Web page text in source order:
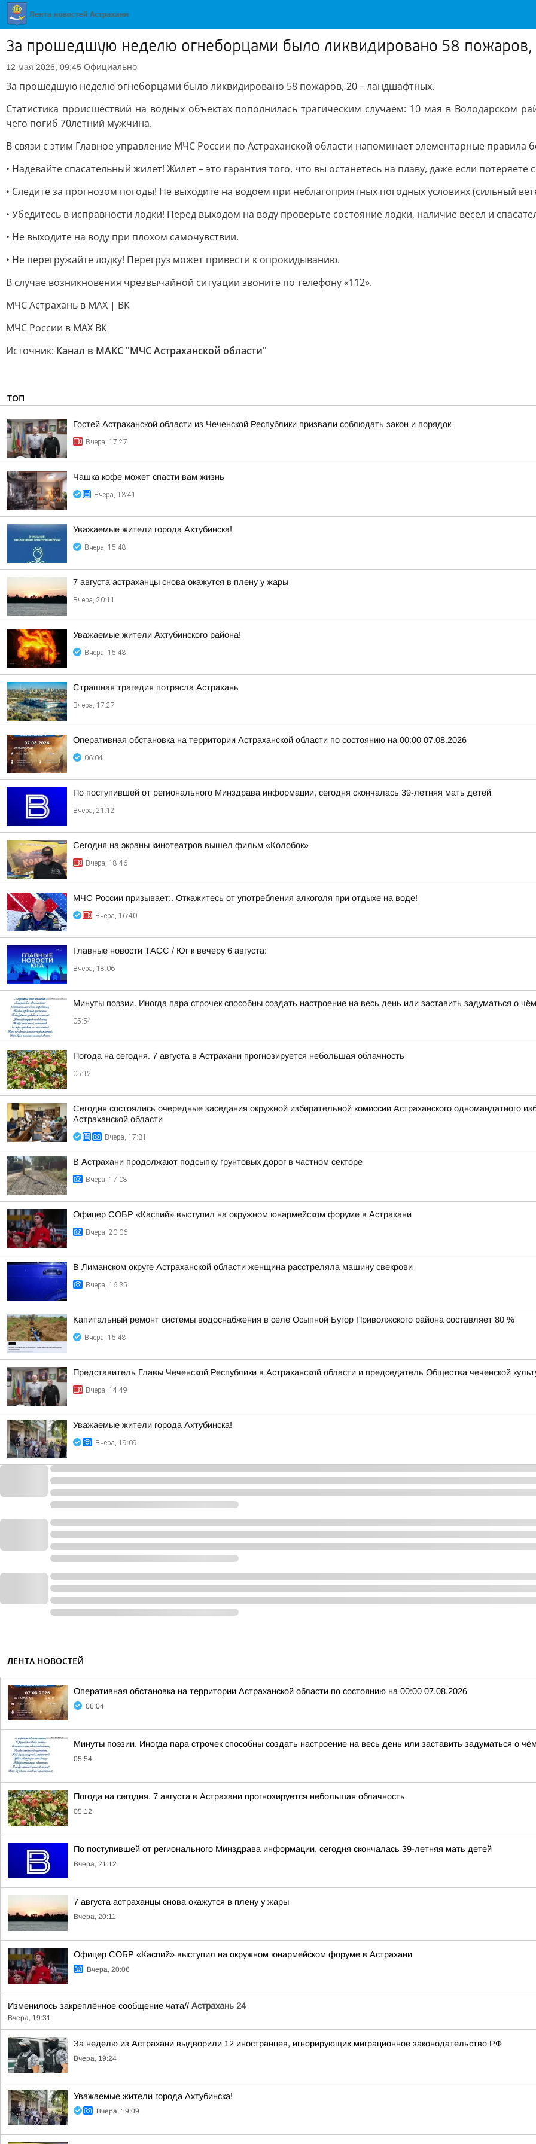
За прошедшую неделю огнеборцами было ликвидировано 58
12 мая 2026, 09:45 Официально
За прошедшую неделю огнеборцами было ликвидировано 58 пожаров, 20 – ландшафтных.
Статистика происшествий на водных объектах пополнилась трагическим случаем: 10 мая в Володарском
чего погиб 70летний мужчина.
В связи с этим Главное управление МЧС России по Астраханской области напоминает элементарные правила
• Надевайте спасательный жилет! Жилет – это гарантия того, что вы останетесь на плаву, даже если
• Следите за прогнозом погоды! Не выходите на водоем при неблагоприятных погодных условиях (сильный
• Убедитесь в исправности лодки! Перед выходом на воду проверьте состояние лодки, наличие весел и
• Не выходите на воду при плохом самочувствии.
• Не перегружайте лодку! Перегруз может привести к опрокидыванию.
В случае возникновения чрезвычайной ситуации звоните по телефону «112».
МЧС Астрахань в MAX | ВК
МЧС России в MAX ВК
Источник: Канал в МАКС "МЧС Астраханской области"
ТОП
Гостей Астраханской области из Чеченской Республики призвали соблюдать закон и порядок
Вчера, 17:27
Чашка кофе может спасти вам жизнь
Вчера, 13:41
Уважаемые жители города Ахтубинска!
Вчера, 15:48
7 августа астраханцы снова окажутся в плену у жары
Вчера, 20:11
Уважаемые жители Ахтубинского района!
Вчера, 15:48
Страшная трагедия потрясла Астрахань
Вчера, 17:27
Оперативная обстановка на территории Астраханской области по состоянию на 00:00 07.08.2026
06:04
По поступившей от регионального Минздрава информации, сегодня скончалась 39-летняя мать детей
Вчера, 21:12
Сегодня на экраны кинотеатров вышел фильм «Колобок»
Вчера, 18:46
МЧС России призывает:. Откажитесь от употребления алкоголя при отдыхе на воде!
Вчера, 16:40
Главные новости ТАСС / Юг к вечеру 6 августа:
Вчера, 18:06
Минуты поэзии. Иногда пара строчек способны создать настроение на весь день или заставить задуматься о
05:54
Погода на сегодня. 7 августа в Астрахани прогнозируется небольшая облачность
05:12
Сегодня состоялись очередные заседания окружной избирательной комиссии Астраханского одномандатного
Астраханской области
Вчера, 17:31
В Астрахани продолжают подсыпку грунтовых дорог в частном секторе
Вчера, 17:08
Офицер СОБР «Каспий» выступил на окружном юнармейском форуме в Астрахани
Вчера, 20:06
В Лиманском округе Астраханской области женщина расстреляла машину свекрови
Вчера, 16:35
Капитальный ремонт системы водоснабжения в селе Осыпной Бугор Приволжского района составляет 80 %
Вчера, 15:48
Представитель Главы Чеченской Республики в Астраханской области и председатель Общества чеченской
Вчера, 14:49
Уважаемые жители города Ахтубинска!
Вчера, 19:09
ЛЕНТА НОВОСТЕЙ
Оперативная обстановка на территории Астраханской области по состоянию на 00:00 07.08.2026
06:04
Минуты поэзии. Иногда пара строчек способны создать настроение на весь день или заставить задуматься о
05:54
Погода на сегодня. 7 августа в Астрахани прогнозируется небольшая облачность
05:12
По поступившей от регионального Минздрава информации, сегодня скончалась 39-летняя мать детей
Вчера, 21:12
7 августа астраханцы снова окажутся в плену у жары
Вчера, 20:11
Офицер СОБР «Каспий» выступил на окружном юнармейском форуме в Астрахани
Вчера, 20:06
Изменилось закреплённое сообщение чата// Астрахань 24
Вчера, 19:31
За неделю из Астрахани выдворили 12 иностранцев, игнорирующих миграционное законодательство РФ
Вчера, 19:24
Уважаемые жители города Ахтубинска!
Вчера, 19:09